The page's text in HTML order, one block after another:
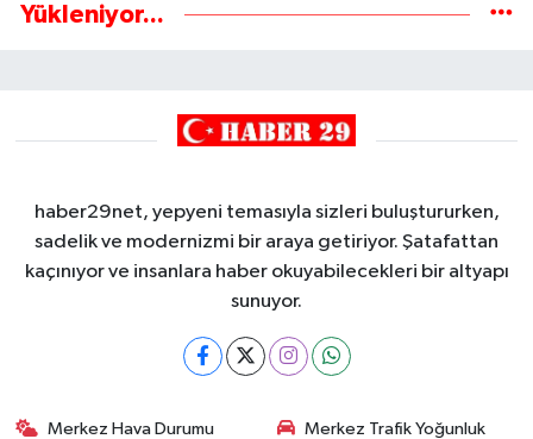
Yükleniyor...
haber29net, yepyeni temasıyla sizleri buluştururken,
sadelik ve modernizmi bir araya getiriyor. Şatafattan
kaçınıyor ve insanlara haber okuyabilecekleri bir altyapı
sunuyor.
Merkez Hava Durumu
Merkez Trafik Yoğunluk